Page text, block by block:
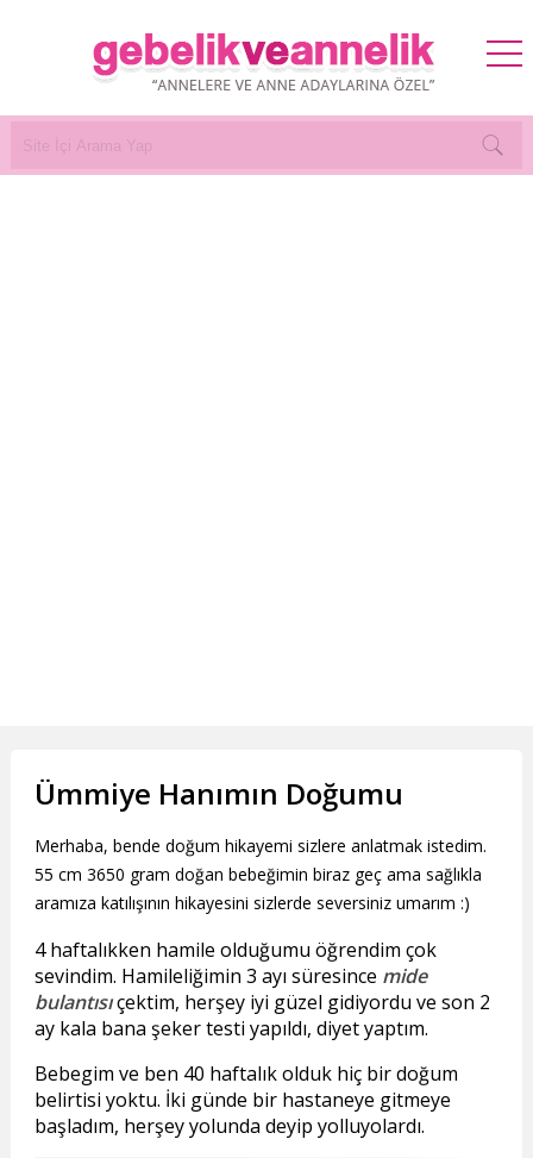
Ümmiye Hanımın Doğumu
Merhaba, bende doğum hikayemi sizlere anlatmak istedim.
55 cm 3650 gram doğan bebeğimin biraz geç ama sağlıkla
aramıza katılışının hikayesini sizlerde seversiniz umarım :)
4 haftalıkken hamile olduğumu öğrendim çok
sevindim. Hamileliğimin 3 ayı süresince mide
bulantısıçektim, herşey iyi güzel gidiyordu ve son 2
ay kala bana şeker testi yapıldı, diyet yaptım.
Bebegim ve ben 40 haftalık olduk hiç bir doğum
belirtisi yoktu. İki günde bir hastaneye gitmeye
başladım, herşey yolunda deyip yolluyolardı.